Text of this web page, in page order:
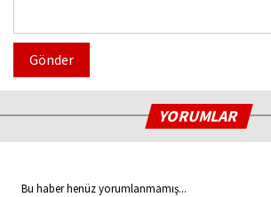
Gönder
YORUMLAR
Bu haber henüz yorumlanmamış...